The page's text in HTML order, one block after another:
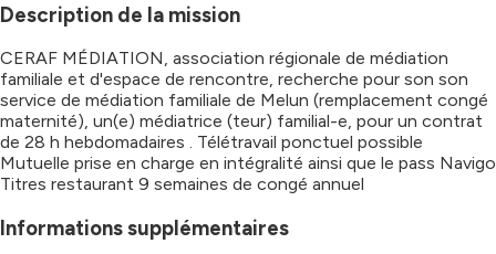
Description de la mission
CERAF MÉDIATION, association régionale de médiation
familiale et d'espace de rencontre, recherche pour son son
service de médiation familiale de Melun (remplacement congé
maternité), un(e) médiatrice (teur) familial-e, pour un contrat
de 28 h hebdomadaires . Télétravail ponctuel possible
Mutuelle prise en charge en intégralité ainsi que le pass Navigo
Titres restaurant 9 semaines de congé annuel
Informations supplémentaires